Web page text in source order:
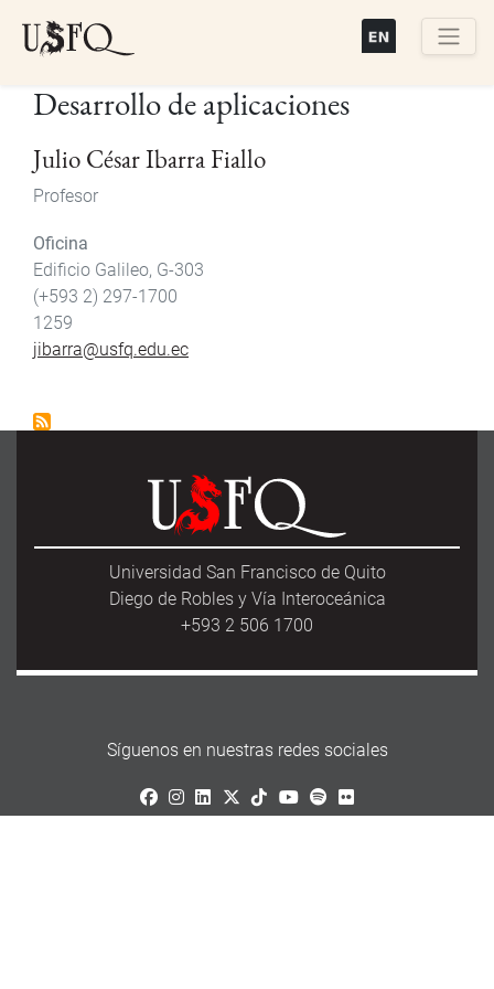
principal
Desarrollo de aplicaciones
Julio César Ibarra Fiallo
Profesor
Oficina
Edificio Galileo, G-303
(+593 2) 297-1700
1259
jibarra@usfq.edu.ec
Universidad San Francisco de Quito
Diego de Robles y Vía Interoceánica
+593 2 506 1700
Síguenos en nuestras redes sociales